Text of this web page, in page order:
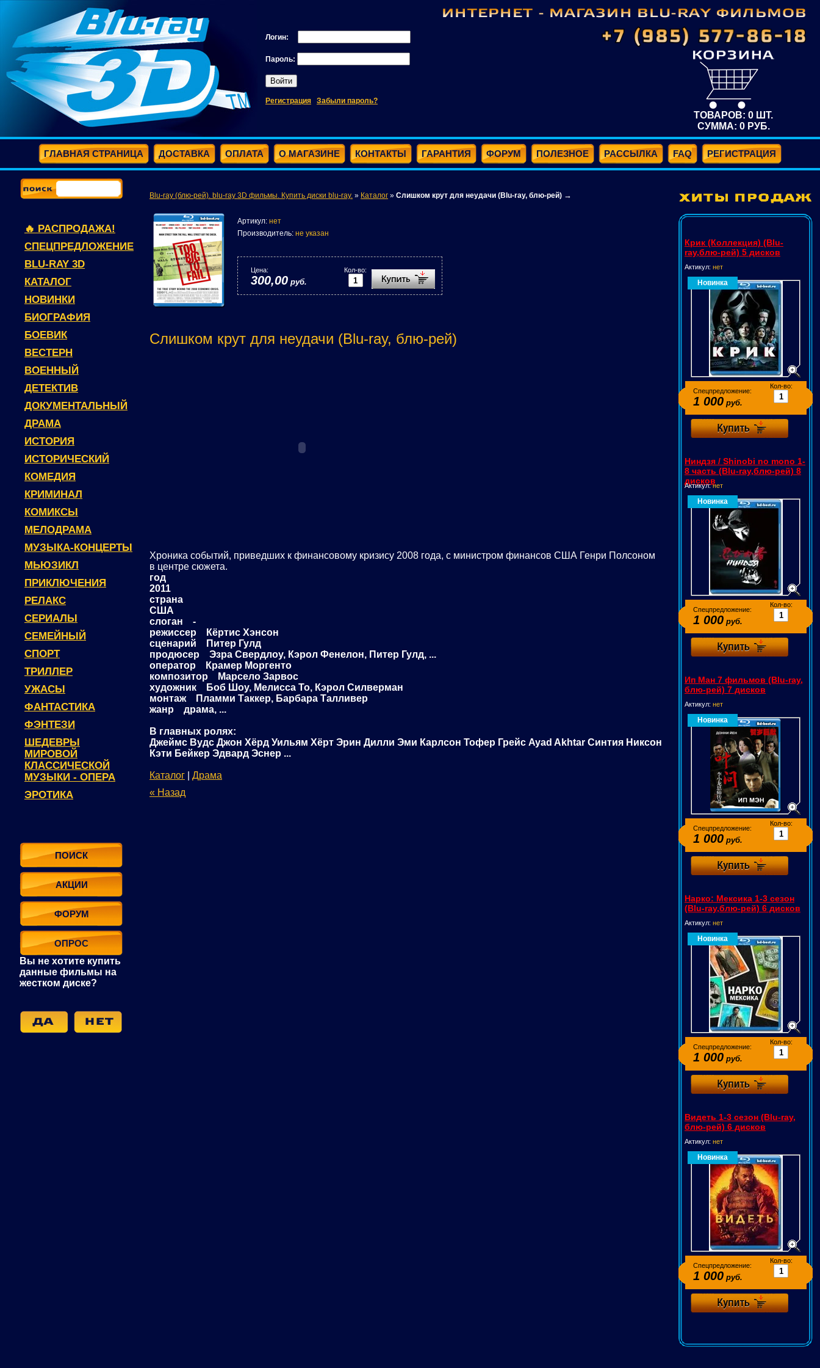
Логин:
Пароль:
Регистрация Забыли пароль?
ТОВАРОВ: 0 ШТ.
СУММА: 0РУБ.
ГЛАВНАЯ СТРАНИЦА ДОСТАВКА ОПЛАТА О МАГАЗИНЕ КОНТАКТЫ ГАРАНТИЯ ФОРУМ ПОЛЕЗНОЕ РАССЫЛКА FAQ РЕГИСТРАЦИЯ
🔥 РАСПРОДАЖА!
СПЕЦПРЕДЛОЖЕНИЕ
BLU-RAY 3D
КАТАЛОГ
НОВИНКИ
БИОГРАФИЯ
БОЕВИК
ВЕСТЕРН
ВОЕННЫЙ
ДЕТЕКТИВ
ДОКУМЕНТАЛЬНЫЙ
ДРАМА
ИСТОРИЯ
ИСТОРИЧЕСКИЙ
КОМЕДИЯ
КРИМИНАЛ
КОМИКСЫ
МЕЛОДРАМА
МУЗЫКА-КОНЦЕРТЫ
МЬЮЗИКЛ
ПРИКЛЮЧЕНИЯ
РЕЛАКС
СЕРИАЛЫ
СЕМЕЙНЫЙ
СПОРТ
ТРИЛЛЕР
УЖАСЫ
ФАНТАСТИКА
ФЭНТЕЗИ
ШЕДЕВРЫ
МИРОВОЙ
КЛАССИЧЕСКОЙ
МУЗЫКИ - ОПЕРА
ЭРОТИКА
ПОИСК
АКЦИИ
ФОРУМ
ОПРОС
Вы не хотите купить
данные фильмы на
жестком диске?
Blu-ray (блю-рей). blu-ray 3D фильмы. Купить диски blu-ray. » Каталог » Слишком крут для неудачи (Blu-ray, блю-рей) →
Артикул: нет
Производитель: не указан
Кол-во:
Цена:
300,00 руб.
Слишком крут для неудачи (Blu-ray, блю-рей)
Хроника событий, приведших к финансовому кризису 2008 года, с министром финансов США Генри Полсоном
в центре сюжета.
год
2011
страна
США
слоган -
режиссер Кёртис Хэнсон
сценарий Питер Гулд
продюсер Эзра Свердлоу, Кэрол Фенелон, Питер Гулд, ...
оператор Крамер Моргенто
композитор Марсело Зарвос
художник Боб Шоу, Мелисса То, Кэрол Силверман
монтаж Пламми Таккер, Барбара Талливер
жанр драма, ...
В главных ролях:
Джеймс Вудс Джон Хёрд Уильям Хёрт Эрин Дилли Эми Карлсон Тофер Грейс Ayad Akhtar Синтия Никсон
Кэти Бейкер Эдвард Эснер ...
Каталог
Драма
« Назад
Крик (Коллекция) (Blu-
ray,блю-рей) 5 дисков
Актикул: нет
Новинка
Спецпредложение:
1 000 руб.
Кол-во:
Ниндзя / Shinobi no mono 1-
8 часть (Blu-ray,блю-рей) 8
дисков
Актикул:нет
Новинка
Спецпредложение:
1 000 руб.
Кол-во:
Ип Ман 7 фильмов (Blu-ray,
блю-рей) 7 дисков
Актикул: нет
Новинка
Спецпредложение:
1 000 руб.
Кол-во:
Нарко: Мексика 1-3 сезон
(Blu-ray,блю-рей) 6 дисков
Актикул: нет
Новинка
Спецпредложение:
1 000 руб.
Кол-во:
Видеть 1-3 сезон (Blu-ray,
блю-рей) 6 дисков
Актикул: нет
Новинка
Спецпредложение:
1 000 руб.
Кол-во: